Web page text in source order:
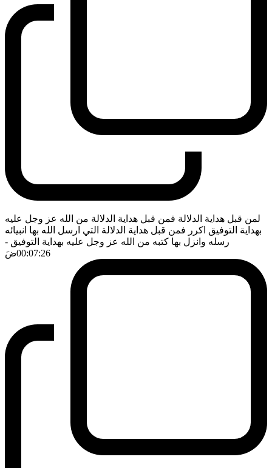
لمن قبل هداية الدلالة فمن قبل هداية الدلالة من الله عز وجل عليه
بهداية التوفيق اكرر فمن قبل هداية الدلالة التي ارسل الله بها انبيائه
رسله وانزل بها كتبه من الله عز وجل عليه بهداية التوفيق -
00:07:26ضَ